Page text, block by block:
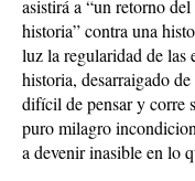
asistirá a “un retorno
historia” contra una
luz la regularidad de las
historia, desarraigado
difícil de pensar y corre
puro milagro
a devenir inasible en lo